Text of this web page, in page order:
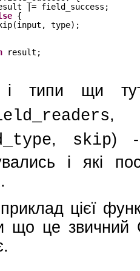
|= field_success;
{
type);
result;
і типи щи
, skip) -
і які
цієї
що це звичний